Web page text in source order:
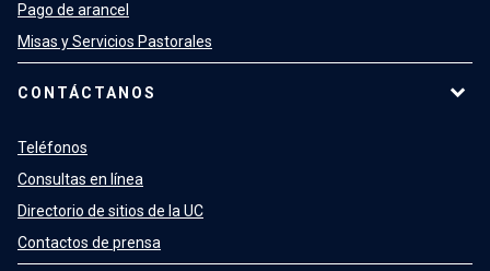
Pago de arancel
Misas y Servicios Pastorales
CONTÁCTANOS
Teléfonos
Consultas en línea
Directorio de sitios de la UC
Contactos de prensa